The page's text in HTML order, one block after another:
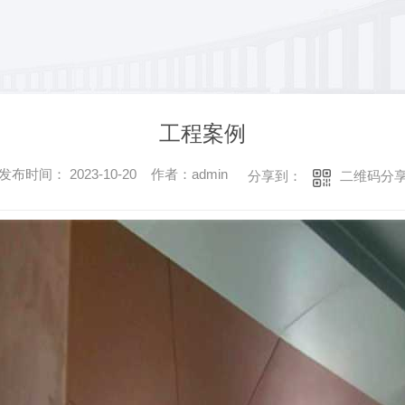
工程案例
布时间： 2023-10-20 作者：admin 分享到： 二维码分